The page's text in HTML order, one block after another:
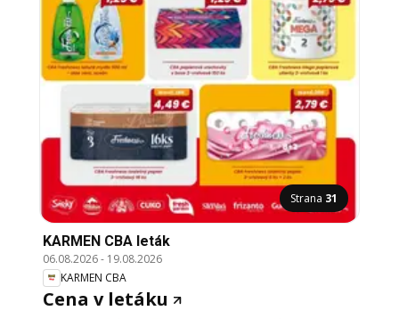
Strana 31
KARMEN CBA leták
06.08.2026- 19.08.2026
KARMEN CBA
Cena v letáku